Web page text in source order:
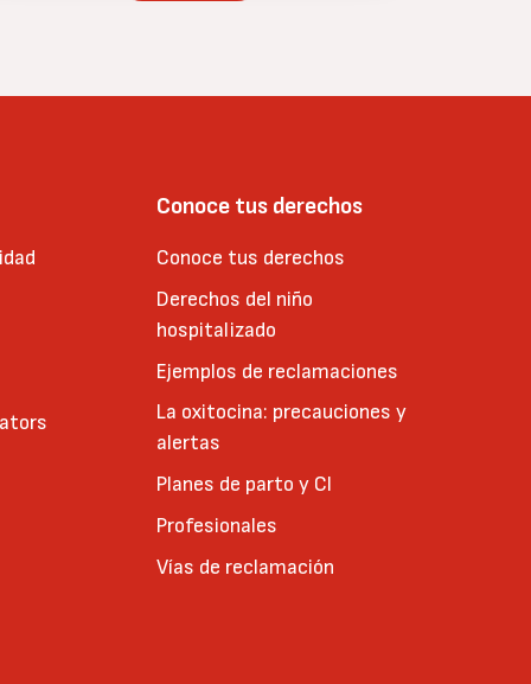
Conoce tus derechos
Conoce tus derechos
Derechos del niño
hospitalizado
Ejemplos de reclamaciones
La oxitocina: precauciones y
alertas
Planes de parto y CI
Profesionales
Vías de reclamación